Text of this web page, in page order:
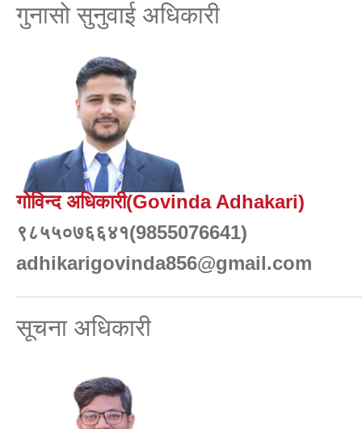
गुनासो सुनुवाई अधिकारी
गोविन्द अधिकारी(Govinda Adhakari)
९८५५०७६६४१(9855076641)
adhikarigovinda856@gmail.com
सूचना अधिकारी